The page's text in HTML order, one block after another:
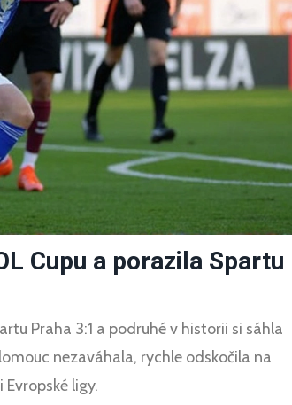
Cupu a porazila Spartu
Praha 3:1 a podruhé v historii si sáhla
nezaváhala, rychle odskočila na
ligy.